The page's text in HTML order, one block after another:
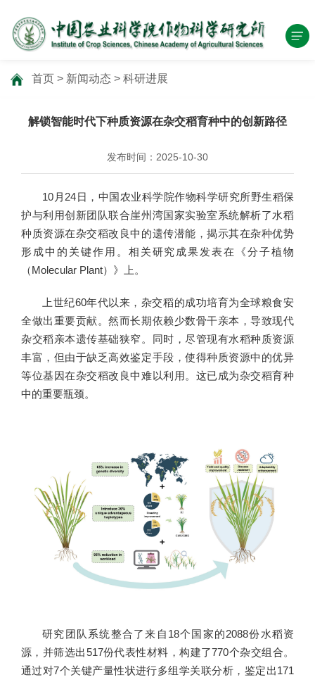
首页 > 新闻动态 > 科研进展
解锁智能时代下种质资源在杂交稻育种中的创新路径
发布时间：2025-10-30
10月24日，中国农业科学院作物科学研究所野生稻保
护与利用创新团队联合崖州湾国家实验室系统解析了水稻
种质资源在杂交稻改良中的遗传潜能，揭示其在杂种优势
形成中的关键作用。相关研究成果发表在《分子植物
（Molecular Plant）》上。
上世纪60年代以来，杂交稻的成功培育为全球粮食安
全做出重要贡献。然而长期依赖少数骨干亲本，导致现代
杂交稻亲本遗传基础狭窄。同时，尽管现有水稻种质资源
丰富，但由于缺乏高效鉴定手段，使得种质资源中的优异
等位基因在杂交稻改良中难以利用。这已成为杂交稻育种
中的重要瓶颈。
研究团队系统整合了来自18个国家的2088份水稻资
源，并筛选出517份代表性材料，构建了770个杂交组合。
通过对7个关键产量性状进行多组学关联分析，鉴定出171